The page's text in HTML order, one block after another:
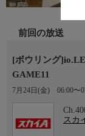
前回の放送
[ボウリング
GAME11
7月24日(金) 06:00〜
スカ